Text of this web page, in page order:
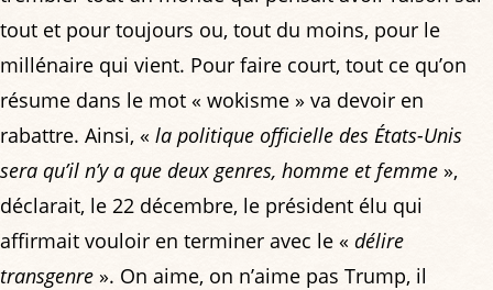
tout et pour toujours ou, tout du moins, pour le
millénaire qui vient. Pour faire court, tout ce qu’on
résume dans le mot « wokisme » va devoir en
rabattre. Ainsi, « la politique officielle des États-Unis
sera qu’il n’y a que deux genres, homme et femme »,
déclarait, le 22 décembre, le président élu qui
affirmait vouloir en terminer avec le « délire
transgenre ». On aime, on n’aime pas Trump, il